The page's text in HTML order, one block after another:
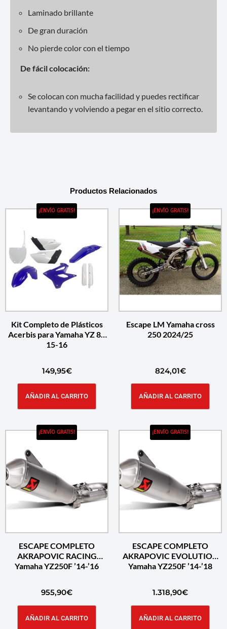
Laminado brillante
De gran duración
No pierde color con el tiempo
De fácil colocación:
Se colocan con mucha facilidad y puedes rectificar
levantando y volviendo a pegar en el sitio correcto.
Productos Relacionados
¡ENVÍO GRATIS!
Kit Completo de Plásticos
Acerbis para Yamaha YZ 85
15-16
149,95€
AÑADIR AL CARRITO
¡ENVÍO GRATIS!
Escape LM Yamaha cross
250 2024/25
824,01€
AÑADIR AL CARRITO
¡ENVÍO GRATIS!
ESCAPE COMPLETO
AKRAPOVIC RACING
Yamaha YZ250F ’14-’16
955,90€
AÑADIR AL CARRITO
¡ENVÍO GRATIS!
ESCAPE COMPLETO
AKRAPOVIC EVOLUTION
Yamaha YZ250F ’14-’18
1.318,90€
AÑADIR AL CARRITO